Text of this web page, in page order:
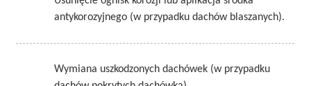
antykorozyjnego (w przypadku dachów blaszanych).
Wymiana uszkodzonych dachówek (w przypadku